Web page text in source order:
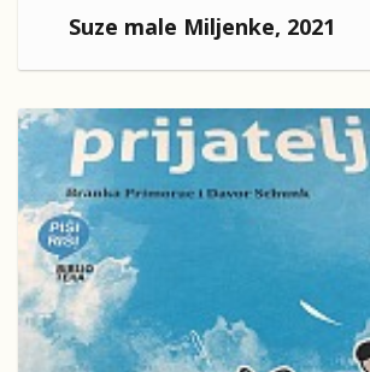
Suze male Miljenke, 2021